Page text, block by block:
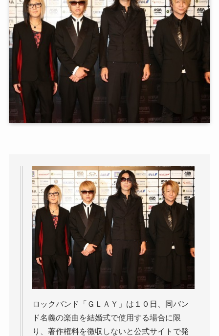
ロックバンド「ＧＬＡＹ」は１０日、同バン
ド名義の楽曲を結婚式で使用する場合に限
り、著作権料を徴収しないと公式サイトで発